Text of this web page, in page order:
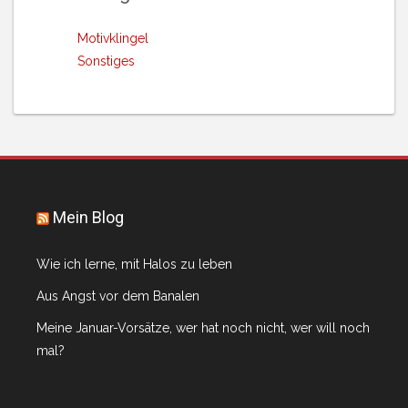
Motivklingel
Sonstiges
Mein Blog
Wie ich lerne, mit Halos zu leben
Aus Angst vor dem Banalen
Meine Januar-Vorsätze, wer hat noch nicht, wer will noch
mal?